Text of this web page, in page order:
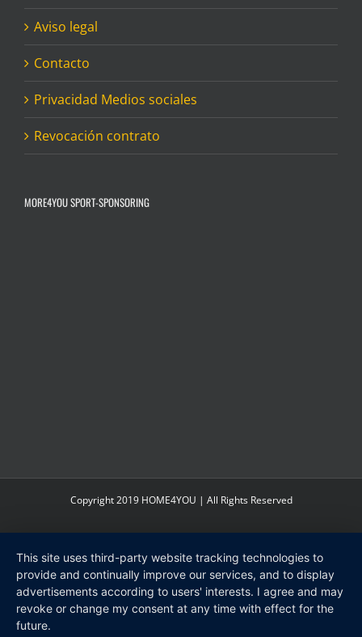
Aviso legal
Contacto
Privacidad Medios sociales
Revocación contrato
MORE4YOU SPORT-SPONSORING
Copyright 2019 HOME4YOU | All Rights Reserved
This site uses third-party website tracking technologies to
provide and continually improve our services, and to display
advertisements according to users' interests. I agree and may
revoke or change my consent at any time with effect for the
future.